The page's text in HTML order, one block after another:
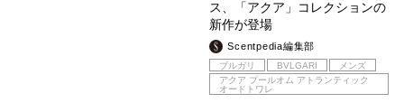
ス、「アクア」コレクションの
新作が登場
Scentpedia編集部
ブルガリ BVLGARI
メンズ
アクア プールオム アトランティック
オードトワレ